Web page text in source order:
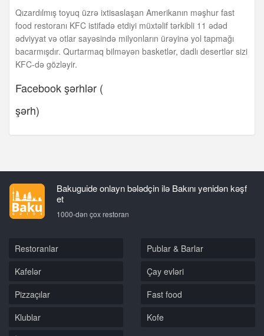
Qızardılmış toyuq üzrə ixtisaslaşan Amerikanın məşhur fast
food restoranı KFC istifadə etdiyi müxtəlif tərkibli 11 ədəd
ədviyyat və otlar sayəsində milyonların ürəyinə yol tapmağı
bacarmışdır. Qurtarmaq bilməyən basketlər, dadlı desertlər sizi
KFC-də gözləyir.
Facebook şərhlər (
şərh)
Bakuguide onlayn bələdçin ilə Bakını yenidən kəşf
et
1000-dən çox restoran
Restoranlar
Publar & Barlar
Kafelər
Çay evləri
Pizzaçılar
Fast food
Klublar
Kofe